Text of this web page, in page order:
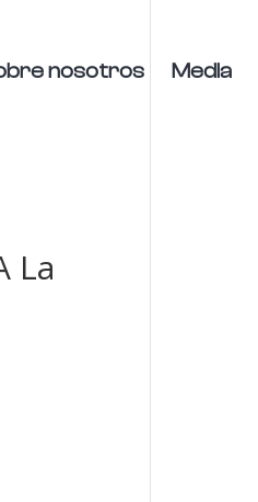
nosotros Media
La